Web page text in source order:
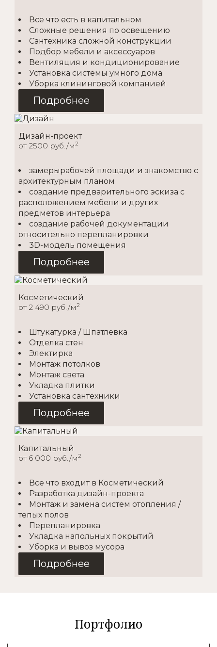
Все что есть в капитальном
Сложные решения по освещению
Сантехника сложной конструкции
Подбор мебели и аксессуаров
Вентиляция и кондиционирование
Установка системы умного дома
Уборка клининговой компанией
Подробнее
Дизайн-проект
от 2500 руб./м2
замерырабочей площади и знакомство с
архитектурным планом
создание предварительного эскиза с
расположением мебели и других
предметов интерьера
создание рабочей документации
относительно перепланировки
3D-модель помещения
Подробнее
Косметический
от 2 490 руб./м2
Штукатурка / Шпатлевка
Отделка стен
Электирка
Монтаж потолков
Монтаж света
Укладка плитки
Установка сантехники
Подробнее
Капитальный
от 6 000 руб./м2
Все что входит в Косметический
Разработка дизайн-проекта
Монтаж и замена систем отопления /
тепых полов
Перепланировка
Укладка напольных покрытий
Уборка и вывоз мусора
Подробнее
Покупка материалов
Портфолио